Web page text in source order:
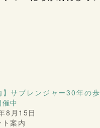
】サブレンジャー30年の歩
中
8月15日
案内